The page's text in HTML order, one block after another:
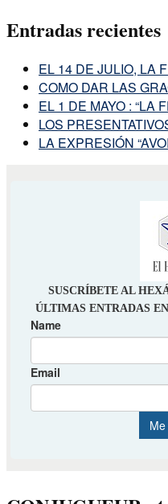
Entradas recientes
EL 14 DE JULIO, LA
COMO DAR LAS
EL 1 DE MAYO : “LA
LOS
LA EXPRESIÓN